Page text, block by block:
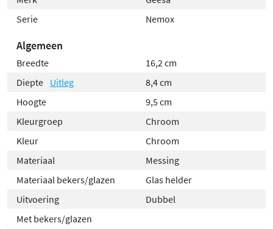
Serie
Nemox
Algemeen
Breedte
16,2 cm
Diepte Uitleg
8,4 cm
Hoogte
9,5 cm
Kleurgroep
Chroom
Kleur
Chroom
Materiaal
Messing
Materiaal bekers/glazen
Glas helder
Uitvoering
Dubbel
Met bekers/glazen